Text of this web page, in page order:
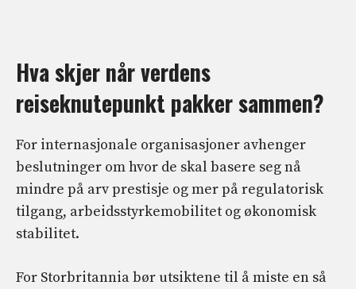
Hva skjer når verdens
reiseknutepunkt pakker sammen?
For internasjonale organisasjoner avhenger
beslutninger om hvor de skal basere seg nå
mindre på arv prestisje og mer på regulatorisk
tilgang, arbeidsstyrkemobilitet og økonomisk
stabilitet.
For Storbritannia bør utsiktene til å miste en så